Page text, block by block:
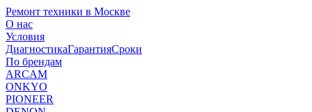
Ремонт техники в Москве
О нас
Условия
ДиагностикаГарантияСроки
По брендам
ARCAM
ONKYO
PIONEER